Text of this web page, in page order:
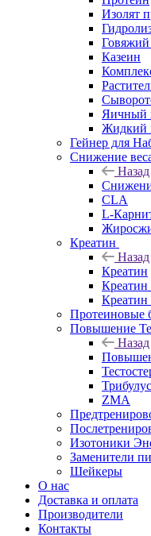
Изолят
Говяжий
Казеин
Яичный
Жидкий
Гейнер для
Снижение
Назад
CLA
L-
Креатин
Назад
Креатин
Креатин
Протеиновые
Повышение
Назад
Трибулус
ZMA
Изотоники
Заменители
Шейкеры
О нас
Доставка и оплата
Производители
Контакты